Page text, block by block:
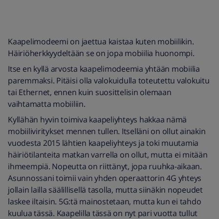
Kaapelimodeemi on jaettua kaistaa kuten mobiilikin.
Häiriöherkkyydeltään se on jopa mobiilia huonompi.
Itse en kyllä arvosta kaapelimodeemia yhtään mobiilia
paremmaksi. Pitäisi olla valokuidulla toteutettu valokuitu
tai Ethernet, ennen kuin suosittelisin olemaan
vaihtamatta mobiiliin.
Kyllähän hyvin toimiva kaapeliyhteys hakkaa nämä
mobiiliviritykset mennen tullen. Itselläni on ollut ainakin
vuodesta 2015 lähtien kaapeliyhteys ja toki muutamia
häiriötilanteita matkan varrella on ollut, mutta ei mitään
ihmeempiä. Nopeutta on riittänyt, jopa ruuhka-aikaan.
Asunnossani toimii vain yhden operaattorin 4G yhteys
jollain lailla säälillisellä tasolla, mutta siinäkin nopeudet
laskee iltaisin. 5G:tä mainostetaan, mutta kun ei tahdo
kuulua tässä. Kaapelilla tässä on nyt pari vuotta tullut